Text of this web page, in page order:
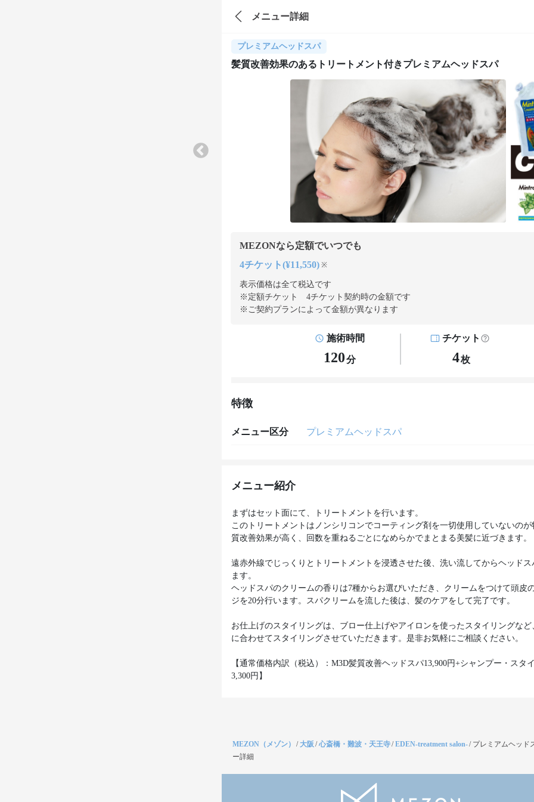
メニュー詳細
プレミアムヘッドスパ
髪質改善効果のあるトリートメント付きプレミアムヘッドスパ
MEZONなら定額でいつでも
4チケット(¥11,550) ※
表示価格は全て税込です
※定額チケット 4チケット契約時の金額です
※ご契約プランによって金額が異なります
施術時間
120分
チケット
4枚
特徴
メニュー区分 プレミアムヘッドスパ
メニュー紹介
まずはセット面にて、トリートメントを行います。
このトリートメントはノンシリコンでコーティング剤を一切使用していないのが
質改善効果が高く、回数を重ねるごとになめらかでまとまる美髪に近づきます。
遠赤外線でじっくりとトリートメントを浸透させた後、洗い流してからヘッドス
ます。
ヘッドスパのクリームの香りは7種からお選びいただき、クリームをつけて頭皮
ジを20分行います。スパクリームを流した後は、髪のケアをして完了です。
お仕上げのスタイリングは、ブロー仕上げやアイロンを使ったスタイリングなど
に合わせてスタイリングさせていただきます。是非お気軽にご相談ください。
【通常価格内訳（税込）：M3D髪質改善ヘッドスパ13,900円+シャンプー・スタ
3,300円】
MEZON（メゾン） /大阪 /心斎橋・難波・天王寺/EDEN-treatment salon-/ プレミアムヘッド
ー詳細